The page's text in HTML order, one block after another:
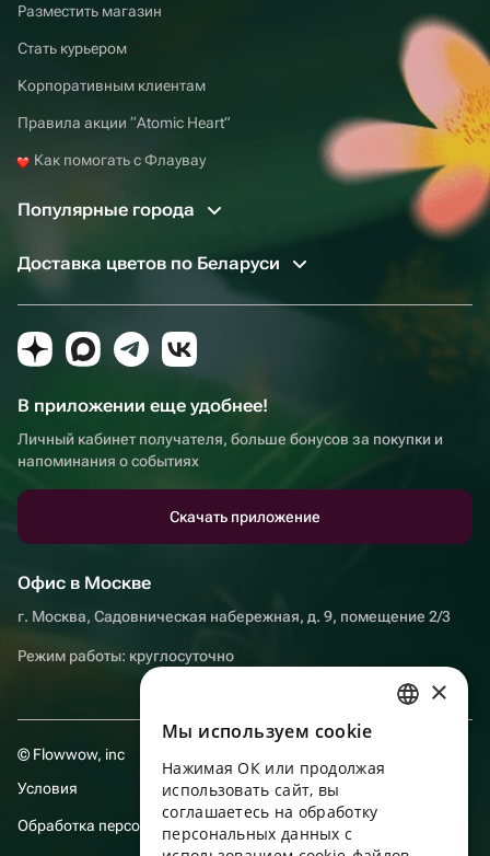
Разместить магазин
Стать курьером
Корпоративным клиентам
Правила акции “Atomic Heart”
Как помогать с Флаувау
Популярные города
Доставка цветов по Беларуси
В приложении еще удобнее!
Личный кабинет получателя, больше бонусов за покупки и
напоминания о событиях
Скачать приложение
Офис в Москве
г. Москва, Садовническая набережная, д. 9, помещение 2/3
Режим работы: круглосуточно
© Flowwow, inc
Условия
Обработка персональных данных
ENGLISH
UKRAINIAN
PORTUGUESE
×
Мы используем сookie
Нажимая ОК или продолжая
использовать сайт, вы
соглашаетесь на обработку
персональных данных с